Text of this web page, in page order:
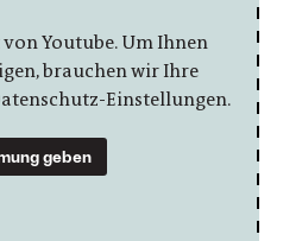
Youtube. Um Ihnen
brauchen wir Ihre
Einstellungen.
geben